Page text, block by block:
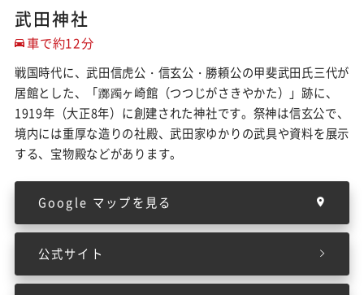
武田神社
車で約12分
戦国時代に、武田信虎公・信玄公・勝頼公の甲斐武田氏三代が
居館とした、「躑躅ヶ崎館（つつじがさきやかた）」跡に、
1919年（大正8年）に創建された神社です。祭神は信玄公で、
境内には重厚な造りの社殿、武田家ゆかりの武具や資料を展示
する、宝物殿などがあります。
Google マップを見る
公式サイト